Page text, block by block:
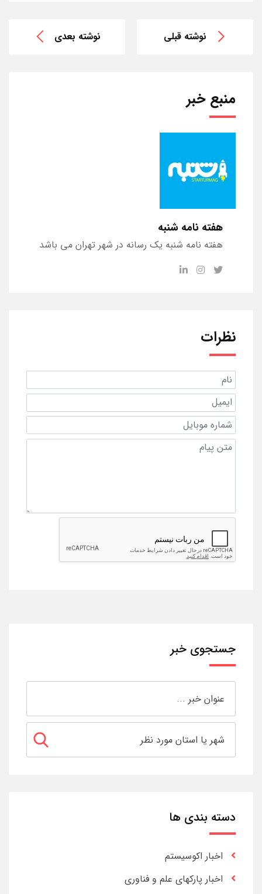
نوشته قبلی نوشته بعدی
منبع خبر
هفته نامه شنبه
هفته نامه شنبه یک رسانه در شهر تهران می باشد
نظرات
جستجوی خبر
دسته بندی ها
اخبار اکوسیستم
اخبار پارکهای علم و فناوری